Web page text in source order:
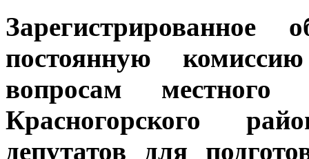
Зарегистрированное
постоянную
вопросам местного
Красногорского
депутатов для